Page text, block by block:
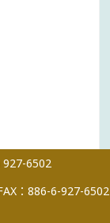
927-6502
：886-6-927-6502